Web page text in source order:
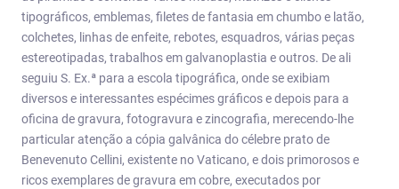
tipográficos, emblemas, filetes de fantasia em chumbo e latão,
colchetes, linhas de enfeite, rebotes, esquadros, várias peças
estereotipadas, trabalhos em galvanoplastia e outros. De ali
seguiu S. Ex.ª para a escola tipográfica, onde se exibiam
diversos e interessantes espécimes gráficos e depois para a
oficina de gravura, fotogravura e zincografia, merecendo-lhe
particular atenção a cópia galvânica do célebre prato de
Benevenuto Cellini, existente no Vaticano, e dois primorosos e
ricos exemplares de gravura em cobre, executados por